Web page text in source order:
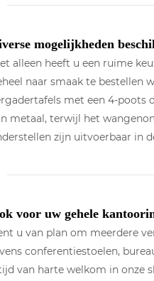
mogelijkheden
alleen heeft u een ruime
naar smaak te bestellen
met een 4-poots
metaal, terwijl het
zijn uitvoerbaar in
voor uw gehele
u van plan om meerdere
conferentiestoelen,
van harte welkom in onze